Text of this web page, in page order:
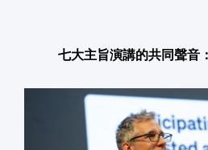
七大主旨演講的共同聲音